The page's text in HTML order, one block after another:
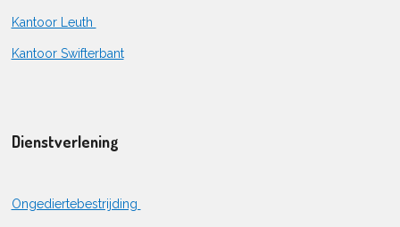
Kantoor Leuth
Kantoor Swifterbant
Dienstverlening
Ongediertebestrijding